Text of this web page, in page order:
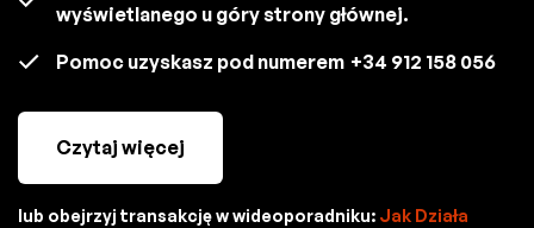
wyświetlanego u góry strony głównej.
Pomoc uzyskasz pod numerem +34 912 158 056
Czytaj więcej
lub obejrzyj transakcję w wideoporadniku: Jak Działa